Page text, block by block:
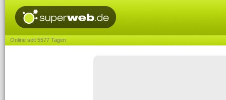
Online seit 5577 Tagen